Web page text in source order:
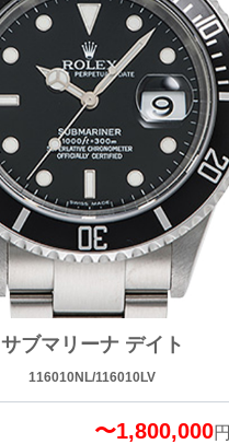
サブマリーナ デイト
116010NL/116010LV
〜1,800,000円